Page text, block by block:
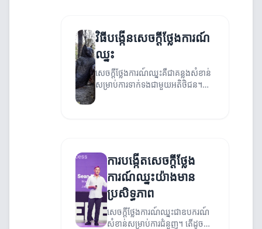
វិធីបង្កើនសេចក្ដីថ្លែងការណ៍
ឈ្នះ
សេចក្ដីថ្លែងការណ៍ឈ្នះគឺជាគន្លងសំខាន់
សម្រាប់ការទាក់ទងជាមួយអតិថិជន។
ក្នុងអត្ថបទនេះ យើងនឹងពិភាក្សាអំពីវិធី
ការបង្កើតសេចក្ដីថ្លែង
ការណ៍ឈ្នះយ៉ាងមាន
ប្រសិទ្ធភាព
សេចក្ដីថ្លែងការណ៍ឈ្នះជាឧបករណ៍
សំខាន់សម្រាប់ការជំនួញ។ តើដូច